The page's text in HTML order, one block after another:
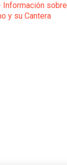
Información sobre
y su Cantera